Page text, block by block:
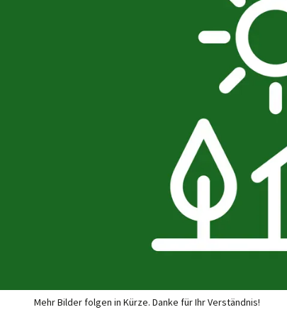
Mehr Bilder folgen in Kürze. Danke für Ihr Verständnis!